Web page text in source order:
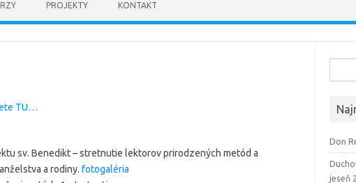
PROJEKTY KONTAKT
TU…
sv. Benedikt – stretnutie lektorov prirodzených metód a
a rodiny. fotogaléria
Don
jeseň